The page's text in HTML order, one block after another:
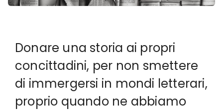
Donare una storia ai propri
concittadini, per non smettere
di immergersi in mondi letterari,
proprio quando ne abbiamo